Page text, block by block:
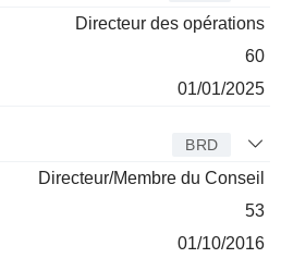
Directeur des opérations
60
01/01/2025
BRD
Directeur/Membre du Conseil
53
01/10/2016